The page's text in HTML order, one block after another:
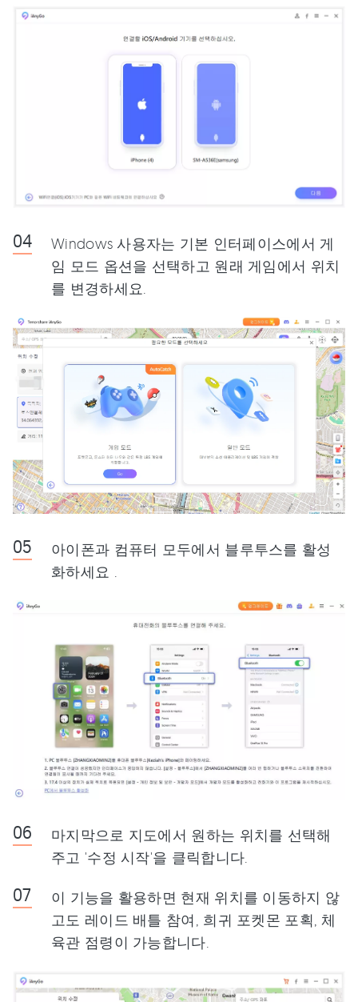
Windows 사용자는 기본 인터페이스에서 게
임 모드 옵션을 선택하고 원래 게임에서 위치
를 변경하세요.
아이폰과 컴퓨터 모두에서 블루투스를 활성
화하세요 .
마지막으로 지도에서 원하는 위치를 선택해
주고 '수정 시작'을 클릭합니다.
이 기능을 활용하면 현재 위치를 이동하지 않
고도 레이드 배틀 참여, 희귀 포켓몬 포획, 체
육관 점령이 가능합니다.